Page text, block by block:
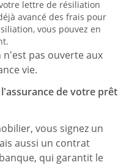
lettre de résiliation
avancé des frais pour
vous pouvez en
pas ouverte aux
vie.
de votre prêt
vous signez un
aussi un contrat
qui garantit le